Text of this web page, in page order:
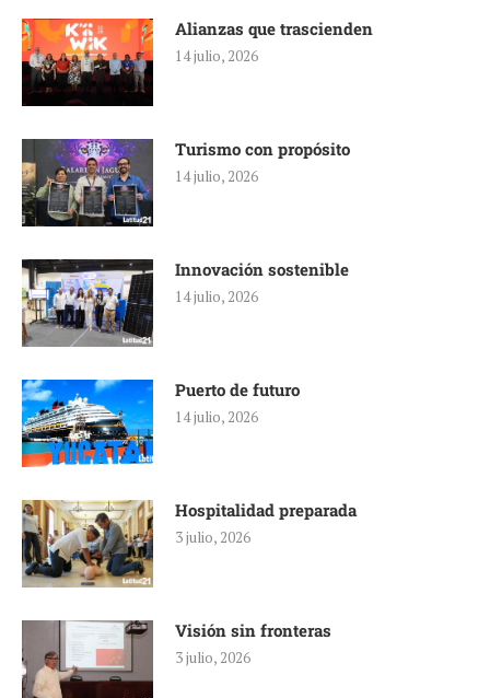
Alianzas que trascienden
14 julio, 2026
Turismo con propósito
14 julio, 2026
Innovación sostenible
14 julio, 2026
Puerto de futuro
14 julio, 2026
Hospitalidad preparada
3 julio, 2026
Visión sin fronteras
3 julio, 2026